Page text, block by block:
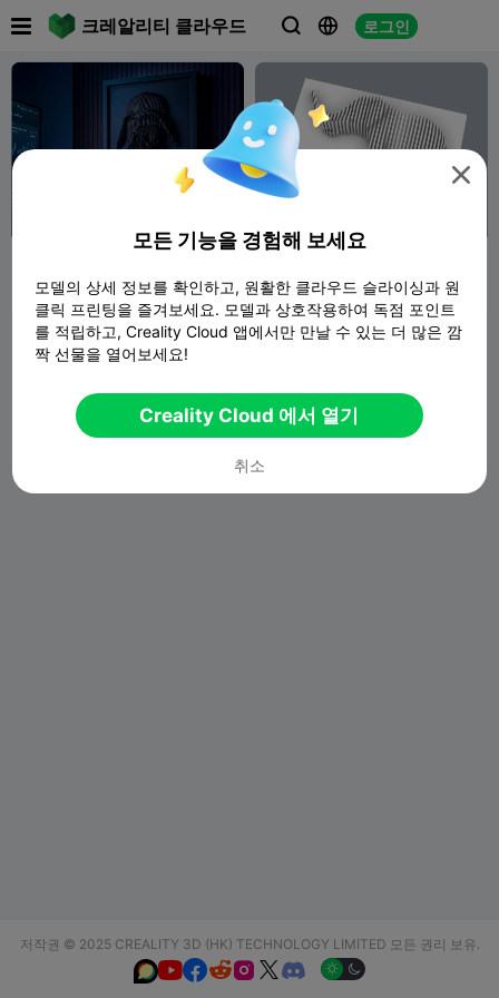
크레알리티 클라우드   로그인
 
Darth Vader Layered
Porta 427  348 88
Elephant Layered Sculpture
Pablo Zebari  11
저작권 © 2025 CREALITY 3D (HK) TECHNOLOGY LIMITED 모든 권리 보유.
  

모든 기능을 경험해 보세요
모델의 상세 정보를 확인하고, 원활한 클라우드 슬라이싱과 원
클릭 프린팅을 즐겨보세요. 모델과 상호작용하여 독점 포인트
를 적립하고, Creality Cloud 앱에서만 만날 수 있는 더 많은 깜
짝 선물을 열어보세요!
Creality Cloud 에서 열기
취소